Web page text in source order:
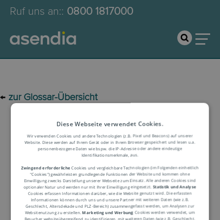
Ruf uns an:: 0800 1817000
← zur Glossar-Übersicht
Logistik-Glossar
Begriffserklärung
Diese Webseite verwendet Cookies.
Wir verwenden Cookies und andere Technologien (z.B. Pixel und Beacons) auf unserer
Website. Diese werden auf Ihrem Gerät oder in Ihrem Browser gespeichert und lesen u.a.
personenbezogene Daten wie bspw. die IP-Adresse oder andere eindeutige
Identifikationsmerkmale, aus.
Zwingend erforderlicheCookies und vergleichbare Technologien (im Folgenden einheitlich
"Cookies") gewährleisten grundlegende Funktionen der Website und kommen ohne
Einwilligung zwecks Darstellung unserer Webseite zum Einsatz. Alle anderen Cookies sind
optionaler Natur und werden nur mit Ihrer Einwilligung eingesetzt.Statistik und Analyse
Cookies erfassen Informationen darüber, wie die Website genutzt wird. Die erfassten
Informationen können durch uns und unsere Partner mit weiteren Daten (wie z.B.
Geschlecht, Altersdekade und PLZ-Bereich) zusammengefasst werden, um Analysen zur
Websitenutzung zu erstellen.Marketing und Werbung Cookies werden verwendet, um
Besucher websiteübergreifend zu identifizieren, mit weiteren Daten (wie z.B. Geschlecht,